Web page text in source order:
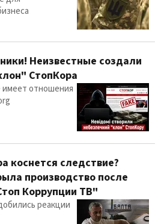
Неизвестные создали
СтопКора
отношения
коснется следствие?
производство после
Коррупции ТВ"
реакции